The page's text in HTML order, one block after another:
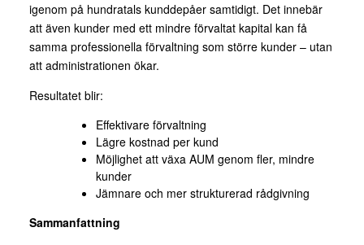
igenom på hundratals kunddepåer samtidigt. Det innebär
att även kunder med ett mindre förvaltat kapital kan få
samma professionella förvaltning som större kunder – utan
att administrationen ökar.
Resultatet blir:
Effektivare förvaltning
Lägre kostnad per kund
Möjlighet att växa AUM genom fler, mindre
kunder
Jämnare och mer strukturerad rådgivning
Sammanfattning